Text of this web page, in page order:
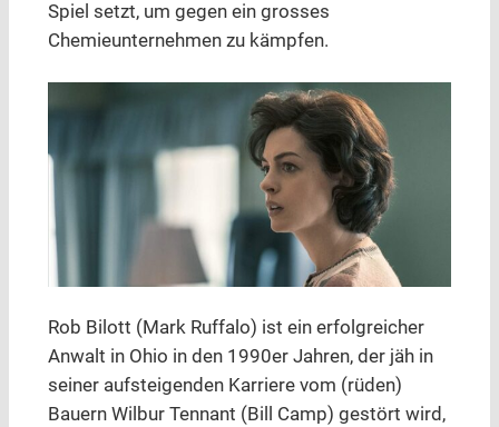
Spiel setzt, um gegen ein grosses
Chemieunternehmen zu kämpfen.
Rob Bilott (Mark Ruffalo) ist ein erfolgreicher
Anwalt in Ohio in den 1990er Jahren, der jäh in
seiner aufsteigenden Karriere vom (rüden)
Bauern Wilbur Tennant (Bill Camp) gestört wird,